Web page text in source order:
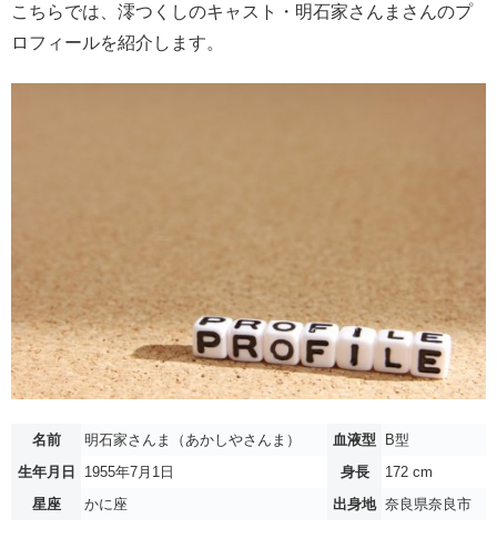
こちらでは、澪つくしのキャスト・明石家さんまさんのプ
ロフィールを紹介します。
名前 明石家さんま（あかしやさんま） 血液型
B型
生年月日
1955年7月1日 身長
172 cm
星座
かに座 出身地 奈良県奈良市